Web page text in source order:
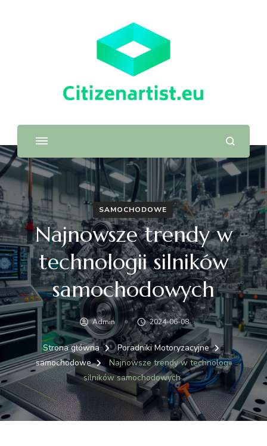
SAMOCHODOWE
Najnowsze trendy w
technologii silników
samochodowych
Admin 2024-06-08
Strona główna
Poradniki Motoryzacyjne
samochodowe
Najnowsze trendy w technologii
silników samochodowych